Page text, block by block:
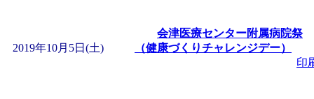
レクリエーション 障
」 受付期
2019年10月5日(土)
会津医療センター附属病院祭
（健康づくりチャレンジデー）
印